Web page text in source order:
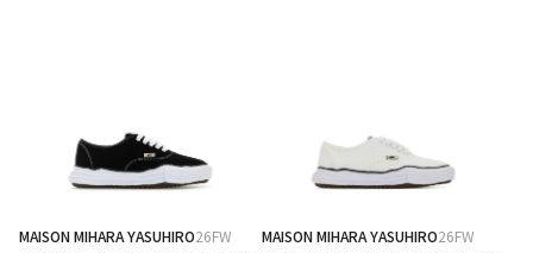
MAISON MIHARA YASUHIRO26FW
MAISON MIHARA YASUHIRO26FW